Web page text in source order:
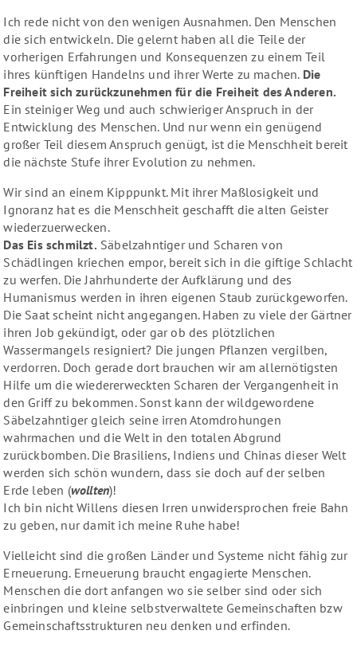
Ich rede nicht von den wenigen Ausnahmen. Den Menschen
die sich entwickeln. Die gelernt haben all die Teile der
vorherigen Erfahrungen und Konsequenzen zu einem Teil
ihres künftigen Handelns und ihrer Werte zu machen. Die
Freiheit sich zurückzunehmen für die Freiheit des Anderen.
Ein steiniger Weg und auch schwieriger Anspruch in der
Entwicklung des Menschen. Und nur wenn ein genügend
großer Teil diesem Anspruch genügt, ist die Menschheit bereit
die nächste Stufe ihrer Evolution zu nehmen.
Wir sind an einem Kipppunkt. Mit ihrer Maßlosigkeit und
Ignoranz hat es die Menschheit geschafft die alten Geister
wiederzuerwecken.
Das Eis schmilzt. Säbelzahntiger und Scharen von
Schädlingen kriechen empor, bereit sich in die giftige Schlacht
zu werfen. Die Jahrhunderte der Aufklärung und des
Humanismus werden in ihren eigenen Staub zurückgeworfen.
Die Saat scheint nicht angegangen. Haben zu viele der Gärtner
ihren Job gekündigt, oder gar ob des plötzlichen
Wassermangels resigniert? Die jungen Pflanzen vergilben,
verdorren. Doch gerade dort brauchen wir am allernötigsten
Hilfe um die wiedererweckten Scharen der Vergangenheit in
den Griff zu bekommen. Sonst kann der wildgewordene
Säbelzahntiger gleich seine irren Atomdrohungen
wahrmachen und die Welt in den totalen Abgrund
zurückbomben. Die Brasiliens, Indiens und Chinas dieser Welt
werden sich schön wundern, dass sie doch auf der selben
Erde leben (wollten)!
Ich bin nicht Willens diesen Irren unwidersprochen freie Bahn
zu geben, nur damit ich meine Ruhe habe!
Vielleicht sind die großen Länder und Systeme nicht fähig zur
Erneuerung. Erneuerung braucht engagierte Menschen.
Menschen die dort anfangen wo sie selber sind oder sich
einbringen und kleine selbstverwaltete Gemeinschaften bzw
Gemeinschaftsstrukturen neu denken und erfinden.